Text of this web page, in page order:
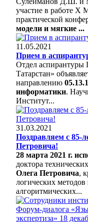
участие в работе X
практической
модели и мягкие ...
11.05.2021
Прием в
Отдел аспирантуры
Татарстан»
направлению
информатики.
Институт...
31.03.2021
Поздравляем с 85-
Петровича!
28 марта 2021 г.
доктора
Олега Петровича,
логических
алгоритмических...